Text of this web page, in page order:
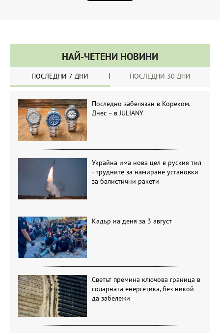
НАЙ-ЧЕТЕНИ НОВИНИ
ПОСЛЕДНИ 7 ДНИ ПОСЛЕДНИ 30 ДНИ
Последно забелязан в Кореком.
Днес – в JULIANY
Украйна има нова цел в руския тил
- трудните за намиране установки
за балистични ракети
Кадър на деня за 3 август
Светът премина ключова граница в
соларната енергетика, без никой
да забележи